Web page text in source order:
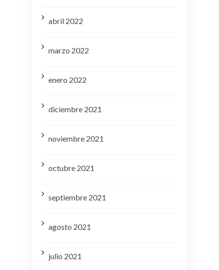
abril 2022
marzo 2022
enero 2022
diciembre 2021
noviembre 2021
octubre 2021
septiembre 2021
agosto 2021
julio 2021